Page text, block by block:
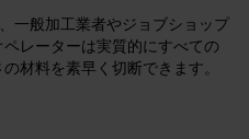
一般加工業者やジョブショップ
レーターは実質的にすべての
材料を素早く切断できます。